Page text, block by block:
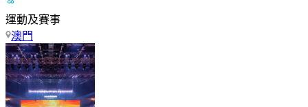
運動及賽事
澳門